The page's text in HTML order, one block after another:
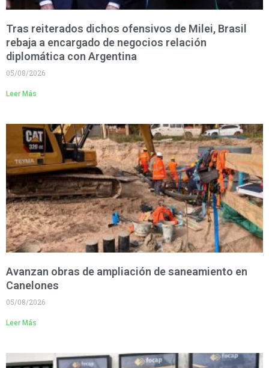
Tras reiterados dichos ofensivos de Milei, Brasil
rebaja a encargado de negocios relación
diplomática con Argentina
05/08/2026
Leer Más
Avanzan obras de ampliación de saneamiento en
Canelones
05/08/2026
Leer Más